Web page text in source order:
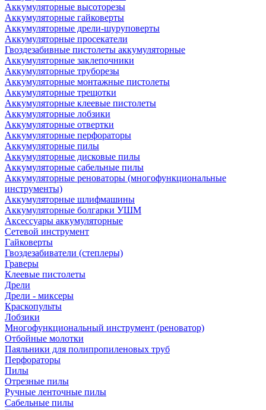
Аккумуляторные высоторезы
Аккумуляторные гайковерты
Аккумуляторные дрели-шуруповерты
Аккумуляторные просекатели
Гвоздезабивные пистолеты аккумуляторные
Аккумуляторные заклепочники
Аккумуляторные труборезы
Аккумуляторные монтажные пистолеты
Аккумуляторные трещотки
Аккумуляторные клеевые пистолеты
Аккумуляторные лобзики
Аккумуляторные отвертки
Аккумуляторные перфораторы
Аккумуляторные пилы
Аккумуляторные дисковые пилы
Аккумуляторные сабельные пилы
Аккумуляторные реноваторы (многофункциональные
инструменты)
Аккумуляторные шлифмашины
Аккумуляторные болгарки УШМ
Аксессуары аккумуляторные
Сетевой инструмент
Гайковерты
Гвоздезабиватели (степлеры)
Граверы
Клеевые пистолеты
Дрели
Дрели - миксеры
Краскопульты
Лобзики
Многофункциональный инструмент (реноватор)
Отбойные молотки
Паяльники для полипропиленовых труб
Перфораторы
Пилы
Отрезные пилы
Ручные ленточные пилы
Сабельные пилы